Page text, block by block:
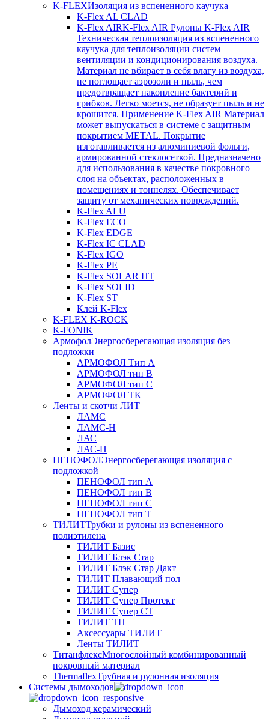
K-FLEXИзоляция из вспененного каучука
K-Flex AL CLAD
K-Flex AIRK-Flex AIR Рулоны K-Flex AIR
Техническая теплоизоляция из вспененного
каучука для теплоизоляции систем
вентиляции и кондиционирования воздуха.
Материал не вбирает в себя влагу из воздуха,
не поглощает аэрозоли и пыль, чем
предотвращает накопление бактерий и
грибков. Легко моется, не образует пыль и не
крошится. Применение K-Flex AIR Материал
может выпускаться в системе c защитным
покрытием METAL. Покрытие
изготавливается из алюминиевой фольги,
армированной стеклосеткой. Предназначено
для использования в качестве покровного
слоя на объектах, расположенных в
помещениях и тоннелях. Обеспечивает
защиту от механических повреждений.
K-Flex ALU
K-Flex ECO
K-Flex EDGE
K-Flex IC CLAD
K-Flex IGO
K-Flex PE
K-Flex SOLAR HT
K-Flex SOLID
K-Flex ST
Клей K-Flex
K-FLEX K-ROCK
K-FONIK
АрмофолЭнергосберегающая изоляция без
подложки
АРМОФОЛ Тип А
АРМОФОЛ тип В
АРМОФОЛ тип C
АРМОФОЛ ТК
Ленты и скотчи ЛИТ
ЛАМС
ЛАМС-Н
ЛАС
ЛАС-П
ПЕНОФОЛЭнергосберегающая изоляция с
подложкой
ПЕНОФОЛ тип А
ПЕНОФОЛ тип B
ПЕНОФОЛ тип C
ПЕНОФОЛ тип T
ТИЛИТТрубки и рулоны из вспененного
полиэтилена
ТИЛИТ Базис
ТИЛИТ Блэк Стар
ТИЛИТ Блэк Стар Дакт
ТИЛИТ Плавающий пол
ТИЛИТ Супер
ТИЛИТ Супер Протект
ТИЛИТ Супер СТ
ТИЛИТ ТП
Аксессуары ТИЛИТ
Ленты ТИЛИТ
ТитанфлексМногослойный комбинированный
покровный материал
ThermaflexТрубная и рулонная изоляция
Cистемы дымоходов
Дымоход керамический